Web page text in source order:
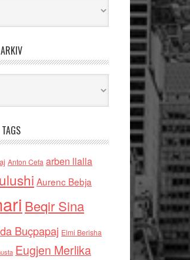
ARKIV
TAGS
Anton Cefa arben llalla
Aurenc Bebja
Beqir Sina
Buçpapaj Elmi Berisha
Eugjen Merlika